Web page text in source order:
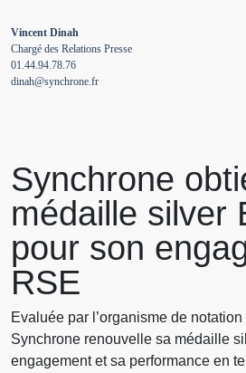
Vincent Dinah
Chargé des Relations Presse
01.44.94.78.76
dinah@synchrone.fr
Synchrone
médaille silver
pour son
RSE
Evaluée par l’organisme de
Synchrone renouvelle sa médaille
engagement et sa performance en